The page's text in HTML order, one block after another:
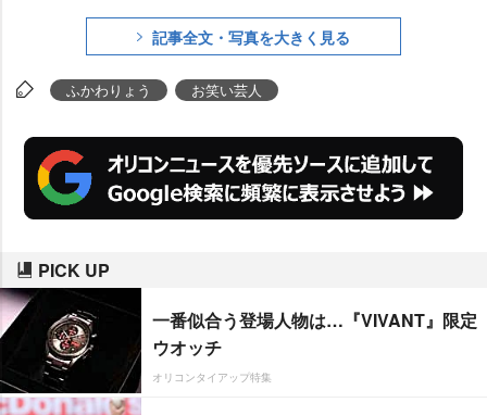
前に、実は慶大経済学部卒でミュ
ージシャンの顔も持つインテリ芸
人、ふかわがどう対処していくの
記事全文・写真を大きく見る
ふかわりょう お笑い芸人
PICK UP
一番似合う登場人物は…『VIVANT』限定
ウオッチ
オリコンタイアップ特集